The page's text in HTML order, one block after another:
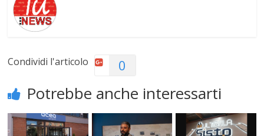
Condividi l'articolo 0
Potrebbe anche interessarti